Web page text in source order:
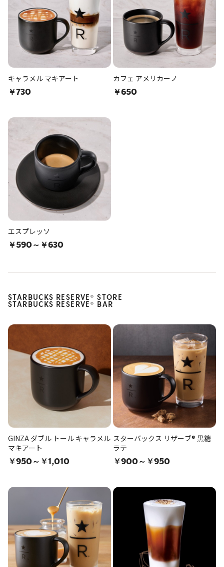
キャラメル マキアート
￥730
カフェ アメリカーノ
￥650
エスプレッソ
￥590～￥630
STARBUCKS RESERVE ®
STORE
STARBUCKS RESERVE ® BAR
GINZA ダブル トール キャラメル
マキアート
￥950～￥1,010
スターバックス リザーブ® 黒糖
ラテ
￥900～￥950